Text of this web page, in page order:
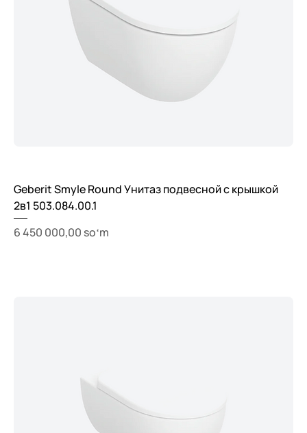
Geberit Smyle Round Унитаз подвесной с крышкой
2в1 503.084.00.1
Price
6 450 000,00 soʻm